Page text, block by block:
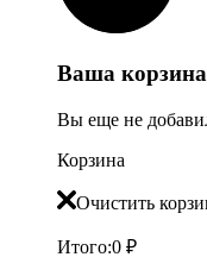
Ваша корзина
Вы еще не
Корзина
Очистить
Итого:0 ₽